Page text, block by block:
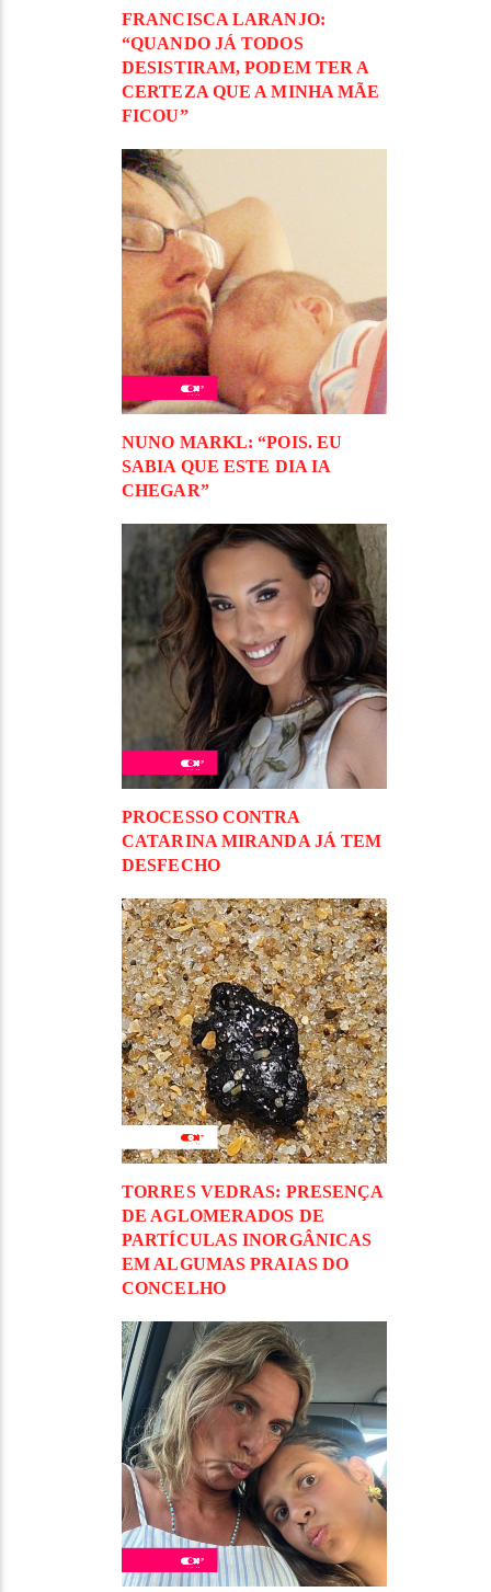
FRANCISCA LARANJO:
“QUANDO JÁ TODOS
DESISTIRAM, PODEM TER A
CERTEZA QUE A MINHA MÃE
FICOU”
NUNO MARKL: “POIS. EU
SABIA QUE ESTE DIA IA
CHEGAR”
PROCESSO CONTRA
CATARINA MIRANDA JÁ TEM
DESFECHO
TORRES VEDRAS: PRESENÇA
DE AGLOMERADOS DE
PARTÍCULAS INORGÂNICAS
EM ALGUMAS PRAIAS DO
CONCELHO